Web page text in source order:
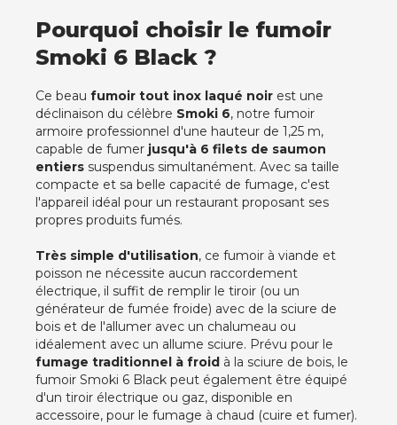
Pourquoi choisir le fumoir
Smoki 6 Black ?
Ce beau fumoir tout inox laqué noir est une
déclinaison du célèbre Smoki 6, notre fumoir
armoire professionnel d'une hauteur de 1,25 m,
capable de fumer jusqu'à 6 filets de saumon
entiers suspendus simultanément. Avec sa taille
compacte et sa belle capacité de fumage, c'est
l'appareil idéal pour un restaurant proposant ses
propres produits fumés.
Très simple d'utilisation, ce fumoir à viande et
poisson ne nécessite aucun raccordement
électrique, il suffit de remplir le tiroir (ou un
générateur de fumée froide) avec de la sciure de
bois et de l'allumer avec un chalumeau ou
idéalement avec un allume sciure. Prévu pour le
fumage traditionnel à froid à la sciure de bois, le
fumoir Smoki 6 Black peut également être équipé
d'un tiroir électrique ou gaz, disponible en
accessoire, pour le fumage à chaud (cuire et fumer).